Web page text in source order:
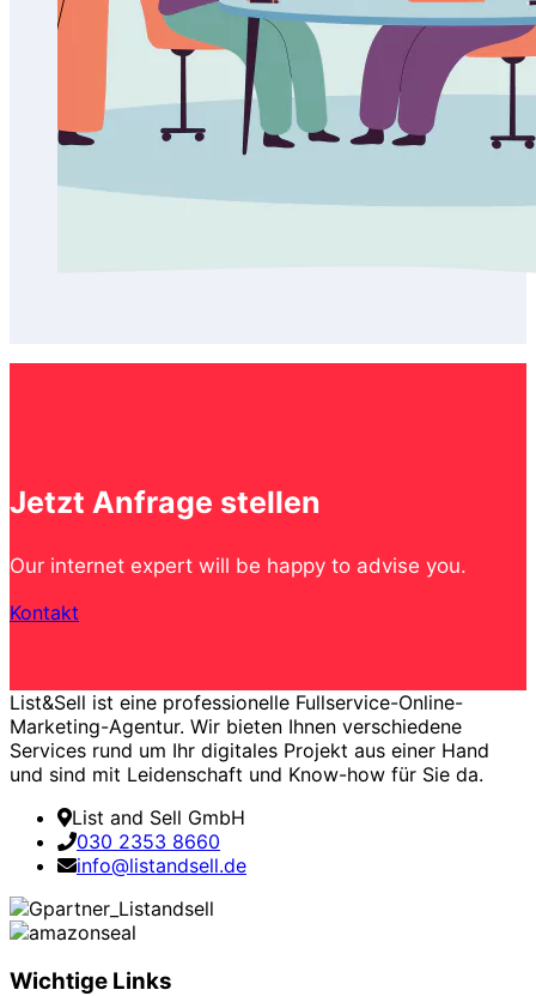
Jetzt Anfrage stellen
Our internet expert will be happy to advise you.
Kontakt
List&Sell ist eine professionelle Fullservice-Online-
Marketing-Agentur. Wir bieten Ihnen verschiedene
Services rund um Ihr digitales Projekt aus einer Hand
und sind mit Leidenschaft und Know-how für Sie da.
List and Sell GmbH
030 2353 8660
info@listandsell.de
Wichtige Links